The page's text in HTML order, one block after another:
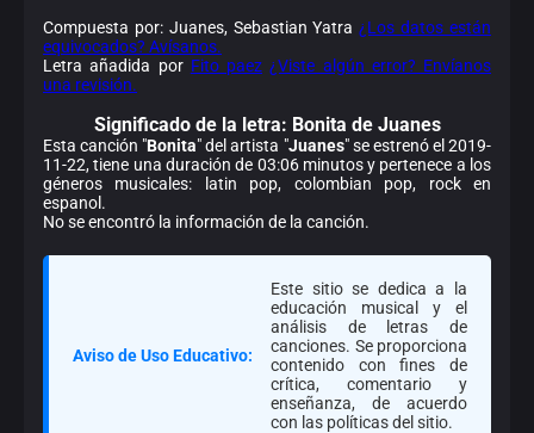
Compuesta por: Juanes, Sebastian Yatra¿Los datos están
equivocados? Avísanos.
Letra añadida por Fito paez ¿Viste algún error? Envíanos
una revisión.
Significado de la letra: Bonita de Juanes
Esta canción "Bonita" del artista "Juanes" se estrenó el 2019-
11-22, tiene una duración de 03:06 minutos y pertenece a los
géneros musicales: latin pop, colombian pop, rock en
espanol.
No se encontró la información de la canción.
Aviso de Uso Educativo:
Este sitio se dedica a la
educación musical y el
análisis de letras de
canciones. Se proporciona
contenido con fines de
crítica, comentario y
enseñanza, de acuerdo
con las políticas del sitio.